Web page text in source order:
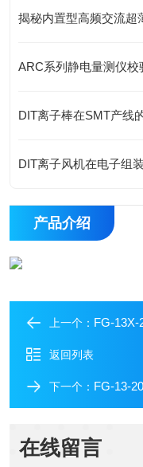
ARC系列静电量测仪
DIT离子棒在SMT产线
DIT离子风机在电子组
产品介绍
上一个： FG-13X-
返回列表
下一个： FG-13-
在线留言